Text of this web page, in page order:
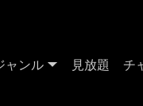
ャンル 見放題 チ